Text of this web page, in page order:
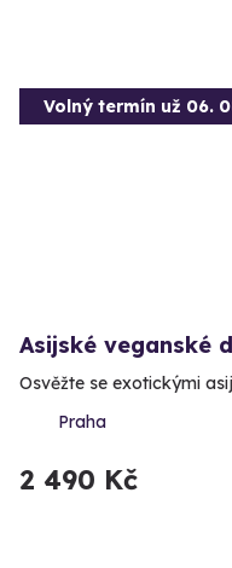
Volný termín už 06.
Asijské veganské
Osvěžte se exotickými
Praha
2 490 Kč